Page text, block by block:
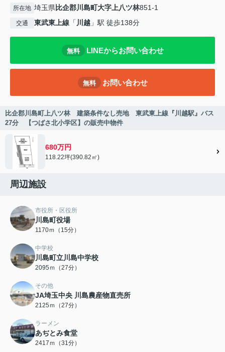
所在地 埼玉県 比企郡川島町大字上八ツ林851-1
交通 東武東上線 「 川越 」駅 徒歩138分
無料 LINEからお問い合わせ
無料 お問い合わせ
比企郡川島町上八ツ林 建築条件なし売地 東武東上線『川越駅』バス
27分 【つばさ北小学区】の販売中物件
680万円
118.22坪(390.82㎡)
周辺施設
市役所・区役所
川島町役場
1170ｍ（15分）
中学校
川島町立川島中学校
2095ｍ（27分）
その他
JA埼玉中央 川島農産物直売所
2125ｍ（27分）
ラーメン
あぢとみ食堂
2417ｍ（31分）